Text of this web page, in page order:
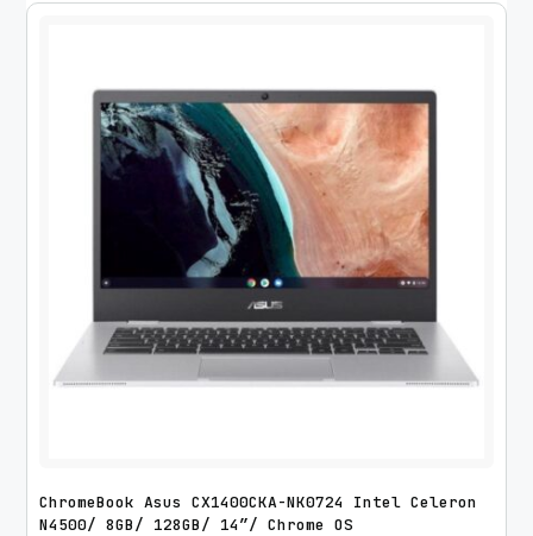
ChromeBook Asus CX1400CKA-NK0724 Intel Celeron
N4500/ 8GB/ 128GB/ 14″/ Chrome OS